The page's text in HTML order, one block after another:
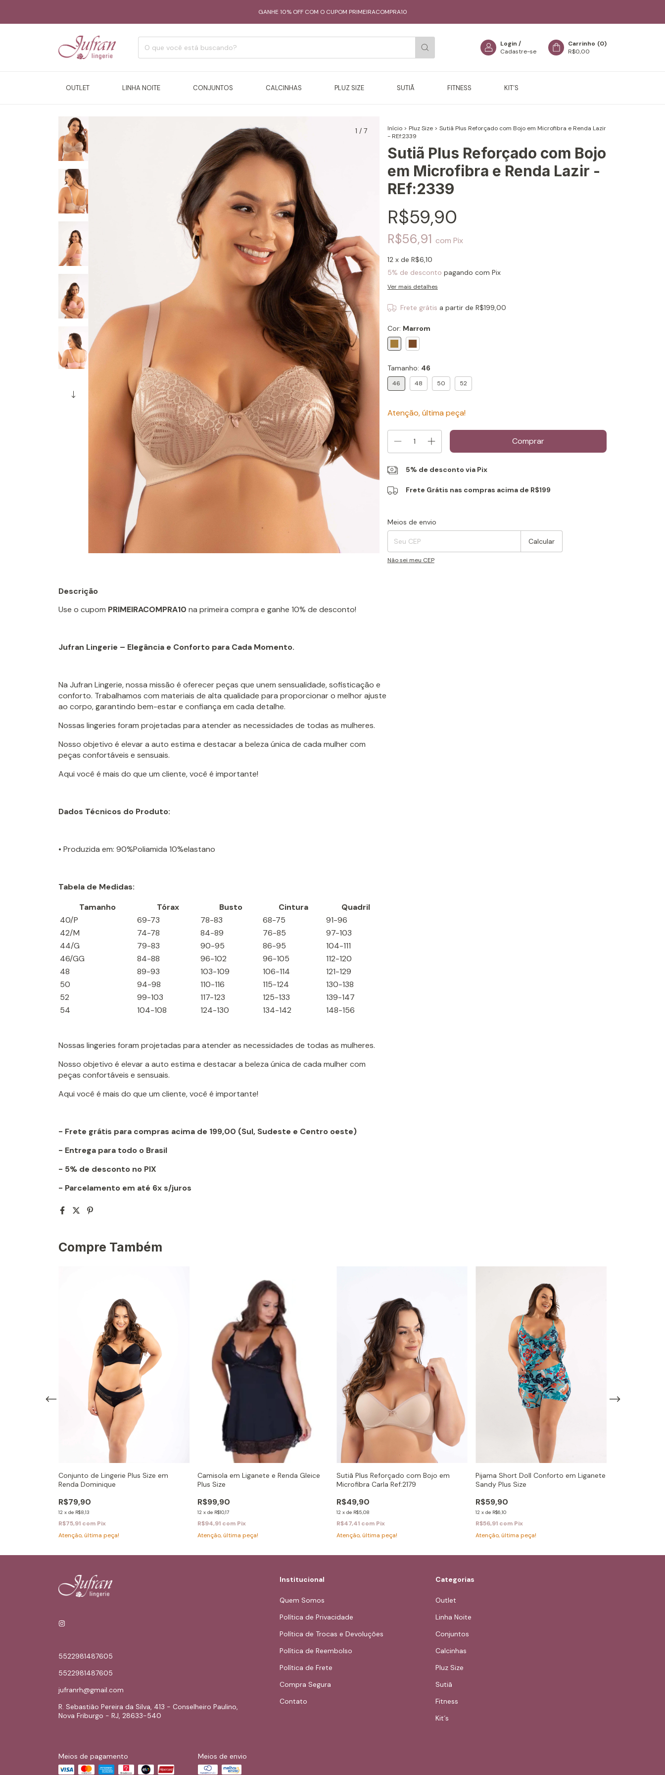
GANHE 10% OFF COM O CUPOM PRIMEIRACOMPRA10
Login /
Cadastre-se
Carrinho (0)
R$0,00
OUTLET LINHA NOITE CONJUNTOS CALCINHAS PLUZ SIZE SUTIÃ FITNESS KIT´S
1 / 7 Início > Pluz Size > Sutiã Plus Reforçado com Bojo em Microfibra e Renda Lazir
- REf:2339
Sutiã Plus Reforçado com Bojo
em Microfibra e Renda Lazir -
REf:2339
R$59,90
R$56,91 com Pix
12 x de R$6,10
5% de desconto pagando com Pix
Ver mais detalhes
Frete grátis a partir deR$199,00
Cor: Marrom
Tamanho: 46
46 48 50 52
Atenção, última peça!
5% de desconto via Pix
Frete Grátis nas compras acima de R$199
Entregas para o CEP:
Meios de envio
Calcular
Não sei meu CEP
Descrição
Use o cupom PRIMEIRACOMPRA10 na primeira compra e ganhe 10% de desconto!
Jufran Lingerie – Elegância e Conforto para Cada Momento.
Na Jufran Lingerie, nossa missão é oferecer peças que unem sensualidade, sofisticação e
conforto. Trabalhamos com materiais de alta qualidade para proporcionar o melhor ajuste
ao corpo, garantindo bem-estar e confiança em cada detalhe.
Nossas lingeries foram projetadas para atender as necessidades de todas as mulheres.
Nosso objetivo é elevar a auto estima e destacar a beleza única de cada mulher com
peças confortáveis e sensuais.
Aqui você é mais do que um cliente, você é importante!
Dados Técnicos do Produto:
• Produzida em: 90%Poliamida 10%elastano
Tabela de Medidas:
Tamanho
Tórax Busto Cintura
Quadril
40/P
69-73 78-83 68-75
91-96
42/M
74-78 84-89 76-85
97-103
44/G
79-83 90-95 86-95
104-111
46/GG
84-88 96-102 96-105
112-120
48
89-93 103-109 106-114
121-129
50
94-98 110-116 115-124
130-138
52
99-103 117-123 125-133
139-147
54
104-108 124-130 134-142 148-156
Nossas lingeries foram projetadas para atender as necessidades de todas as mulheres.
Nosso objetivo é elevar a auto estima e destacar a beleza única de cada mulher com
peças confortáveis e sensuais.
Aqui você é mais do que um cliente, você é importante!
- Frete grátis para compras acima de 199,00 (Sul, Sudeste e Centro oeste)
- Entrega para todo o Brasil
- 5% de desconto no PIX
- Parcelamento em até 6x s/juros
Compre Também
Conjunto de Lingerie Plus Size em
Renda Dominique
R$79,90
12 x de R$8,13
R$75,91 com Pix
Atenção, última peça!
Camisola em Liganete e Renda Gleice
Plus Size
R$99,90
12 x de R$10,17
R$94,91 com Pix
Atenção, última peça!
Sutiã Plus Reforçado com Bojo em
Microfibra Carla Ref:2179
R$49,90
12 x de R$5,08
R$47,41 com Pix
Atenção, última peça!
Pijama Short Doll Conforto em Liganete
Sandy Plus Size
R$59,90
12 x de R$6,10
R$56,91 com Pix
Atenção, última peça!
5522981487605
5522981487605
jufranrh@gmail.com
R. Sebastião Pereira da Silva, 413 - Conselheiro Paulino,
Nova Friburgo - RJ, 28633-540
Institucional
Quem Somos
Política de Privacidade
Política de Trocas e Devoluções
Política de Reembolso
Política de Frete
Compra Segura
Contato
Categorias
Outlet
Linha Noite
Conjuntos
Calcinhas
Pluz Size
Sutiã
Fitness
Kit´s
Meios de pagamento Meios de envio